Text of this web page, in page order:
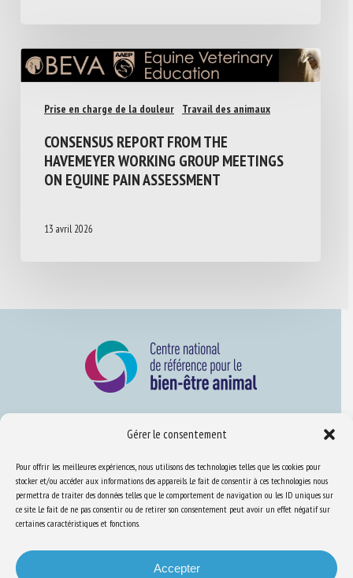
Gérer le consentement
Pour offrir les meilleures expériences, nous utilisons des technologies telles que les cookies pour
stocker et/ou accéder aux informations des appareils. Le fait de consentir à ces technologies nous
permettra de traiter des données telles que le comportement de navigation ou les ID uniques sur
ce site. Le fait de ne pas consentir ou de retirer son consentement peut avoir un effet négatif sur
certaines caractéristiques et fonctions.
Accepter
Prise en charge de la douleur Travail des animaux
CONSENSUS REPORT FROM THE
HAVEMEYER WORKING GROUP MEETINGS
ON EQUINE PAIN ASSESSMENT
13 avril 2026
Nous connaître
FAQ
Expertise
Se former au BEA